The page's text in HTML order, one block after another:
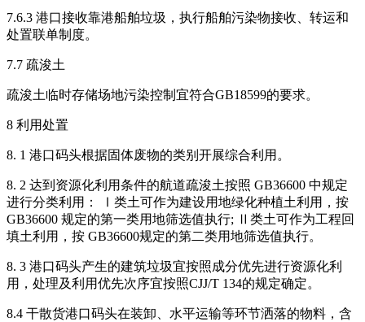
7.6.3 港口接收靠港船舶垃圾，执行船舶污染物接收、转运和
处置联单制度。
7.7 疏浚土
疏浚土临时存储场地污染控制宜符合GB18599的要求。
8 利用处置
8. 1 港口码头根据固体废物的类别开展综合利用。
8. 2 达到资源化利用条件的航道疏浚土按照 GB36600 中规定
进行分类利用： Ⅰ类土可作为建设用地绿化种植土利用，按
GB36600 规定的第一类用地筛选值执行; Ⅱ类土可作为工程回
填土利用，按 GB36600规定的第二类用地筛选值执行。
8. 3 港口码头产生的建筑垃圾宜按照成分优先进行资源化利
用，处理及利用优先次序宜按照CJJ/T 134的规定确定。
8.4 干散货港口码头在装卸、水平运输等环节洒落的物料，含